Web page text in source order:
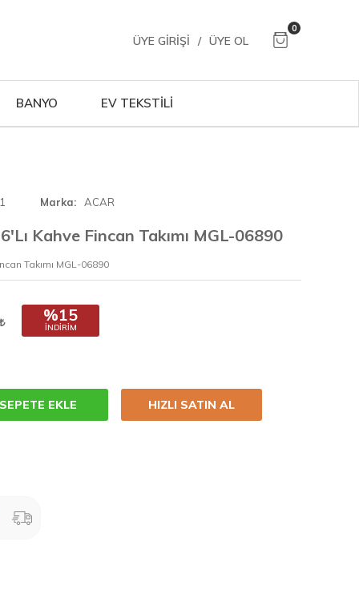
ÜYE GIRIŞI / ÜYE OL
0
BANYO EV TEKSTİLİ
Marka ACAR
Kahve Fincan Takımı MGL-06890
Takımı MGL-06890
%15
İNDIRIM
SEPETE EKLE HIZLI SATIN AL